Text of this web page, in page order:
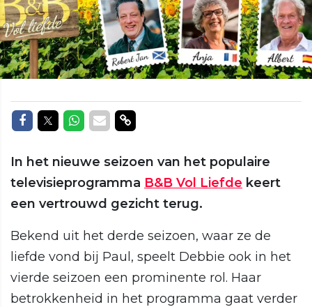
Delen op Facebook
Delen op Twitter
Delen op Whatsapp
Delen via Mail
Delen via link
In het nieuwe seizoen van het populaire
televisieprogramma B&B Vol Liefde keert
een vertrouwd gezicht terug.
Bekend uit het derde seizoen, waar ze de
liefde vond bij Paul, speelt Debbie ook in het
vierde seizoen een prominente rol. Haar
betrokkenheid in het programma gaat verder